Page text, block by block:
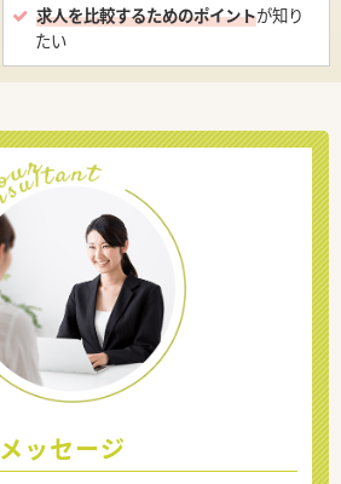
求人を比較するためのポイントが知り
たい
メッセージ